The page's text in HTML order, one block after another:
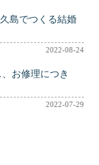
島でつくる結婚
2022-08-24
お修理につき
2022-07-29